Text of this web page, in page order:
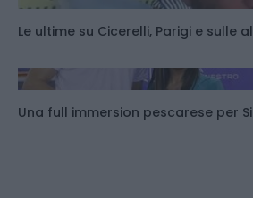
Le ultime su Cicerelli, Parigi e sulle
Una full immersion pescarese per